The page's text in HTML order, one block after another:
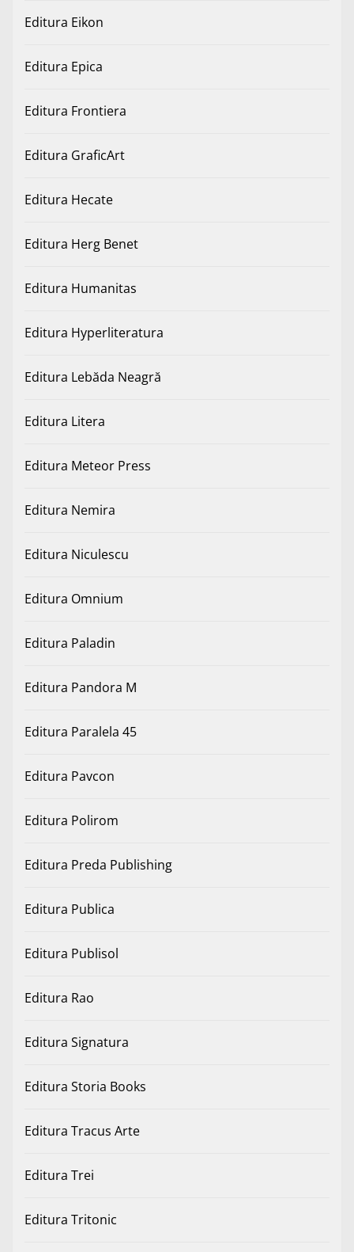
Editura Eikon
Editura Epica
Editura Frontiera
Editura GraficArt
Editura Hecate
Editura Herg Benet
Editura Humanitas
Editura Hyperliteratura
Editura Lebăda Neagră
Editura Litera
Editura Meteor Press
Editura Nemira
Editura Niculescu
Editura Omnium
Editura Paladin
Editura Pandora M
Editura Paralela 45
Editura Pavcon
Editura Polirom
Editura Preda Publishing
Editura Publica
Editura Publisol
Editura Rao
Editura Signatura
Editura Storia Books
Editura Tracus Arte
Editura Trei
Editura Tritonic